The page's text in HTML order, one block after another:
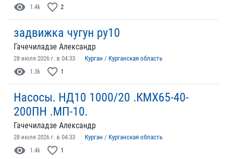
visibility 1.4k favorite_border 2
задвижка чугун ру10
Гачечиладзе Александр
28 июля 2026 г. в 04:33 Курган / Курганская область
visibility 1.3k favorite_border 1
Насосы. НД10 1000/20 .КМХ65-40-
200ПН .МП-10.
Гачечиладзе Александр
28 июля 2026 г. в 04:33 Курган / Курганская область
visibility 1.4k favorite_border 1